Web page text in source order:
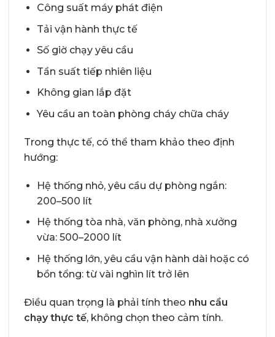
Công suất máy phát điện
Tải vận hành thực tế
Số giờ chạy yêu cầu
Tần suất tiếp nhiên liệu
Không gian lắp đặt
Yêu cầu an toàn phòng cháy chữa cháy
Trong thực tế, có thể tham khảo theo định
hướng:
Hệ thống nhỏ, yêu cầu dự phòng ngắn:
200–500 lít
Hệ thống tòa nhà, văn phòng, nhà xưởng
vừa: 500–2000 lít
Hệ thống lớn, yêu cầu vận hành dài hoặc có
bồn tổng: từ vài nghìn lít trở lên
Điều quan trọng là phải tính theo nhu cầu
chạy thực tế, không chọn theo cảm tính.